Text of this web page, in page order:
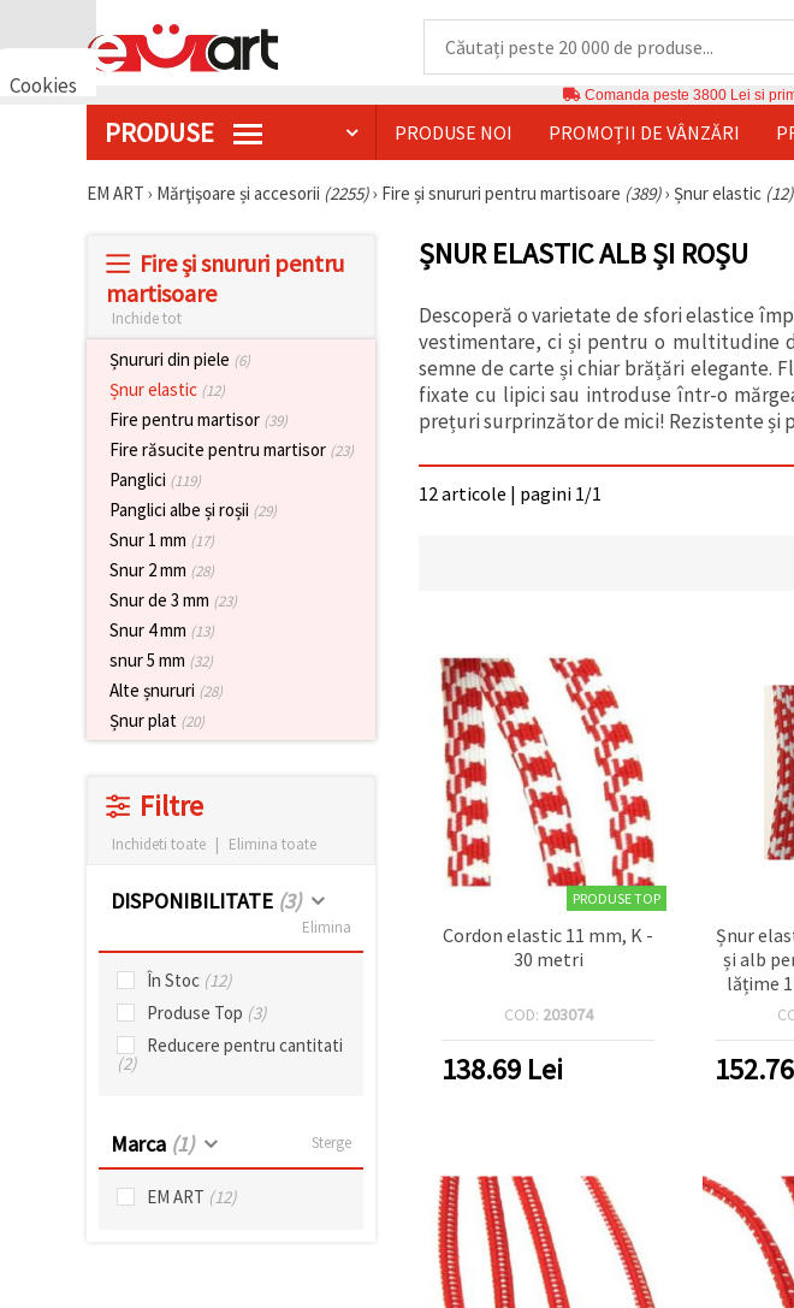
Cookies
Аcceptati
Comanda peste 3800 Lei si
PRODUSE PRODUSE NOI PROMOȚII DE VÂNZĂRI
EM ART › Mărţişoare și accesorii (2255)› Fire și snururi pentru martisoare (389)› Șnur elastic (12)
Fire și snururi pentru
martisoare
Inchide tot
Șnururi din piele (6)
Șnur elastic (12)
Fire pentru martisor (39)
Fire răsucite pentru martisor (23)
Panglici (119)
Panglici albe și roșii (29)
Snur 1 mm (17)
Snur 2 mm (28)
Snur de 3 mm (23)
Snur 4 mm (13)
snur 5 mm (32)
Alte șnururi (28)
Șnur plat (20)
Filtre
Inchideti toate | Elimina toate
DISPONIBILITATE (3)
Elimina
În Stoc (12)
Produse Top (3)
Reducere pentru cantitati
(2)
Marca (1) Sterge
EM ART (12)
ȘNUR ELASTIC ALB ȘI ROȘU
Descoperă o varietate de sfori elastice
vestimentare, ci și pentru o multitudine
semne de carte și chiar brățări elegante.
fixate cu lipici sau introduse într-o
prețuri surprinzător de mici! Rezistente și
12 articole | pagini 1/1
PRODUSE TOP
Cordon elastic 11 mm, K -
30 metri
COD: 203074
138.69 Lei
Șnur
și alb
lățime
rolă
152.76